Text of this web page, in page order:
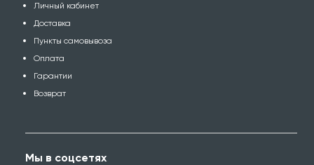
Личный кабинет
Доставка
Пункты самовывоза
Оплата
Гарантии
Возврат
Мы в соцсетях